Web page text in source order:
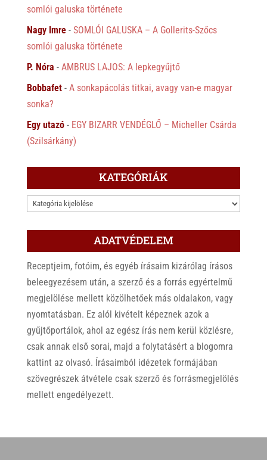
somlói galuska története
Nagy Imre- SOMLÓI GALUSKA – A Gollerits-Szőcs
somlói galuska története
P. Nóra - AMBRUS LAJOS: A lepkegyűjtő
Bobbafet- A sonkapácolás titkai, avagy van-e magyar
sonka?
Egy utazó- EGY BIZARR VENDÉGLŐ – Micheller Csárda
(Szilsárkány)
KATEGÓRIÁK
KATEGÓRIÁK
ADATVÉDELEM
Receptjeim, fotóim, és egyéb írásaim kizárólag írásos
beleegyezésem után, a szerző és a forrás egyértelmű
megjelölése mellett közölhetőek más oldalakon, vagy
nyomtatásban. Ez alól kivételt képeznek azok a
gyűjtőportálok, ahol az egész írás nem kerül közlésre,
csak annak első sorai, majd a folytatásért a blogomra
kattint az olvasó. Írásaimból idézetek formájában
szövegrészek átvétele csak szerző és forrásmegjelölés
mellett engedélyezett.